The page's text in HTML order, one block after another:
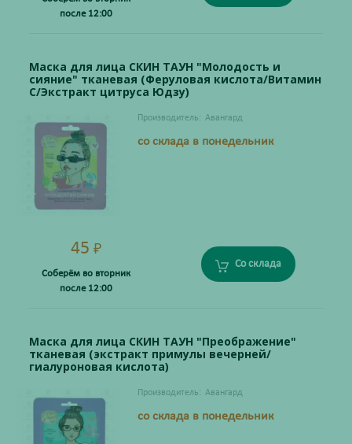
после 12:00
Маска для лица СКИН ТАУН "Молодость и
сияние" тканевая (Феруловая кислота/Витамин
С/Экстракт цитруса Юдзу)
Производитель: Авангард
со склада в понедельник
45 ₽
Соберём во вторник
после 12:00
Со склада
Маска для лица СКИН ТАУН "Преображение"
тканевая (экстракт примулы вечерней/
гиалуроновая кислота)
Производитель: Авангард
со склада в понедельник